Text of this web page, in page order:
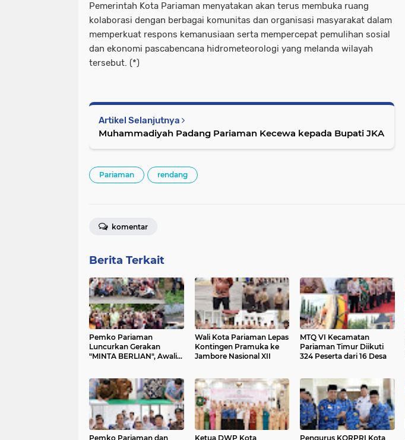
Pemerintah Kota Pariaman menyatakan akan terus membuka ruang
kolaborasi dengan berbagai komunitas dan organisasi masyarakat dalam
memperkuat respons kemanusiaan serta mempercepat pemulihan sosial
dan ekonomi pascabencana hidrometeorologi yang melanda wilayah
tersebut. (*)
Artikel Selanjutnya
Muhammadiyah Padang Pariaman Kecewa kepada Bupati JKA
Pariaman rendang
komentar
Berita Terkait
Pemko Pariaman
Luncurkan Gerakan
"MINTA BERLIAN", Awali
Wali Kota Pariaman Lepas
Kontingen Pramuka ke
Jambore Nasional XII
MTQ VI Kecamatan
Pariaman Timur Diikuti
324 Peserta dari 16 Desa
Pemko Pariaman dan Ketua DWP Kota Pengurus KORPRI Kota